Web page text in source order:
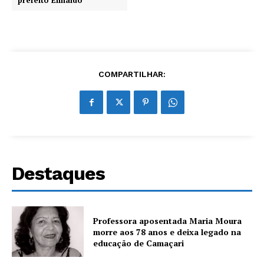
COMPARTILHAR:
Destaques
Professora aposentada Maria Moura
morre aos 78 anos e deixa legado na
educação de Camaçari